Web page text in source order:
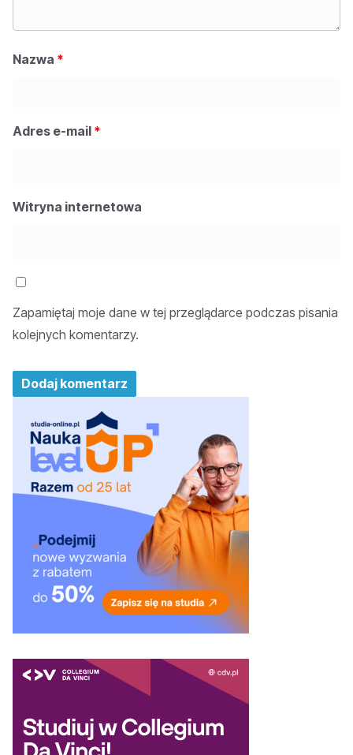
Nazwa *
Adres e-mail *
Witryna internetowa
Zapamiętaj moje dane w tej przeglądarce podczas pisania
kolejnych komentarzy.